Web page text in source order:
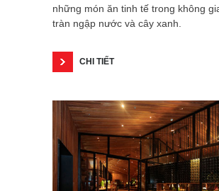
những món ăn tinh tế trong không
tràn ngập nước và cây xanh.
CHI TIẾT